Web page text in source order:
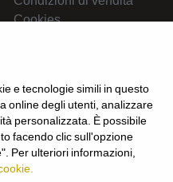
Cookies
UTENTE
Login
e tecnologie simili in questo
online degli utenti, analizzare
personalizzata. È possibile
facendo clic sull'opzione
Per ulteriori informazioni,